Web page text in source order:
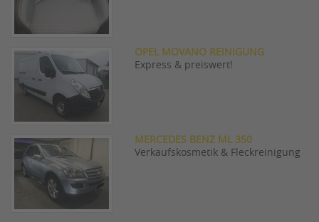
OPEL MOVANO REINIGUNG
Express & preiswert!
MERCEDES BENZ ML 350
Verkaufskosmetik & Fleckreinigung